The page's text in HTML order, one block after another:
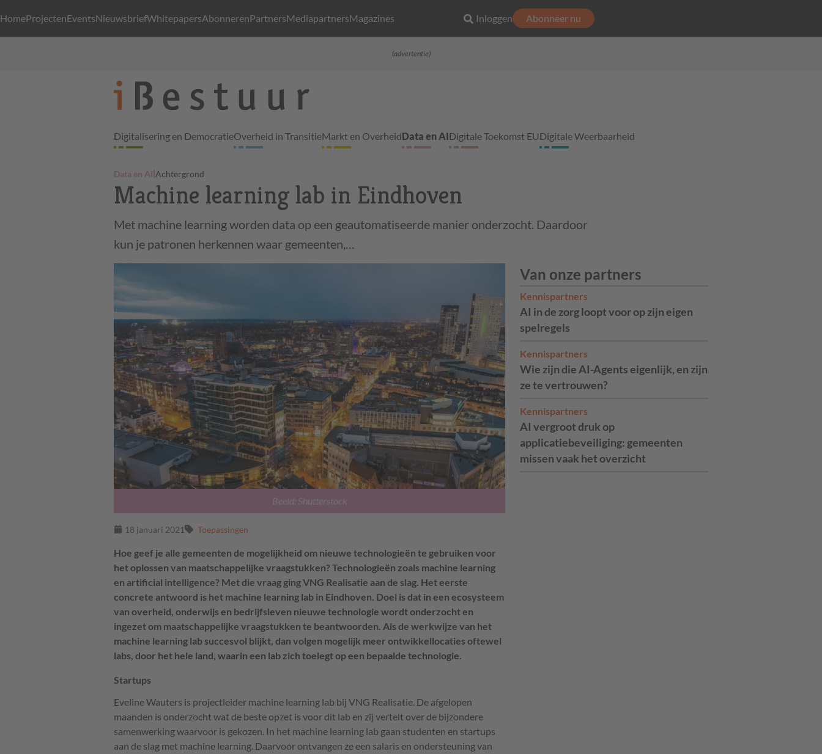
HomeProjectenEventsNieuwsbriefWhitepapersAbonnerenPartnersMediapartnersMagazines Inloggen Abonneer nu
(advertentie)
Digitalisering en DemocratieOverheid in TransitieMarkt en OverheidData en AIDigitale Toekomst EUDigitale Weerbaarheid
Data en AI|Achtergrond
Machine learning lab in Eindhoven
Met machine learning worden data op een geautomatiseerde manier onderzocht. Daardoor
kun je patronen herkennen waar gemeenten,…
Beeld: Shutterstock
18 januari 2021 Toepassingen
Van onze partners
Kennispartners
AI in de zorg loopt voor op zijn eigen
spelregels
Kennispartners
Wie zijn die AI-Agents eigenlijk, en zijn
ze te vertrouwen?
Kennispartners
AI vergroot druk op
applicatiebeveiliging: gemeenten
missen vaak het overzicht
Hoe geef je alle gemeenten de mogelijkheid om nieuwe technologieën te gebruiken voor
het oplossen van maatschappelijke vraagstukken? Technologieën zoals machine learning
en artificial intelligence? Met die vraag ging VNG Realisatie aan de slag. Het eerste
concrete antwoord is het machine learning lab in Eindhoven. Doel is dat in een ecosysteem
van overheid, onderwijs en bedrijfsleven nieuwe technologie wordt onderzocht en
ingezet om maatschappelijke vraagstukken te beantwoorden. Als de werkwijze van het
machine learning lab succesvol blijkt, dan volgen mogelijk meer ontwikkellocaties oftewel
labs, door het hele land, waarin een lab zich toelegt op een bepaalde technologie.
Startups
Eveline Wauters is projectleider machine learning lab bij VNG Realisatie. De afgelopen
maanden is onderzocht wat de beste opzet is voor dit lab en zij vertelt over de bijzondere
samenwerking waarvoor is gekozen. In het machine learning lab gaan studenten en startups
aan de slag met machine learning. Daarvoor ontvangen ze een salaris en ondersteuning van